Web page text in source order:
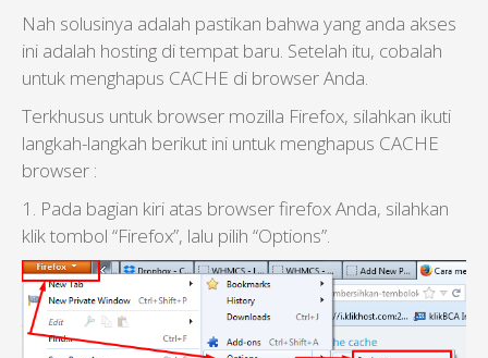
Nah solusinya adalah pastikan bahwa yang anda akses
ini adalah hosting di tempat baru. Setelah itu, cobalah
untuk menghapus CACHE di browser Anda.
Terkhusus untuk browser mozilla Firefox, silahkan ikuti
langkah-langkah berikut ini untuk menghapus CACHE
browser :
1. Pada bagian kiri atas browser firefox Anda, silahkan
klik tombol “Firefox”, lalu pilih “Options”.